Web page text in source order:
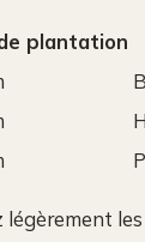
plantation